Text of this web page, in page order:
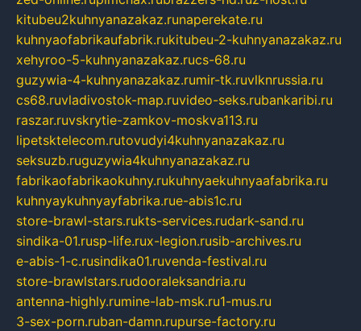
kitubeu2kuhnyanazakaz.runaperekate.ru
kuhnyaofabrikaufabrik.rukitubeu-2-kuhnyanazakaz.ru
xehyroo-5-kuhnyanazakaz.rucs-68.ru
guzywia-4-kuhnyanazakaz.rumir-tk.ruvlknrussia.ru
cs68.ruvladivostok-map.ruvideo-seks.rubankaribi.ru
raszar.ruvskrytie-zamkov-moskva113.ru
lipetsktelecom.rutovudyi4kuhnyanazakaz.ru
seksuzb.ruguzywia4kuhnyanazakaz.ru
fabrikaofabrikaokuhny.rukuhnyaekuhnyaafabrika.ru
kuhnyaykuhnyayfabrika.rue-abis1c.ru
store-brawl-stars.rukts-services.rudark-sand.ru
sindika-01.rusp-life.rux-legion.rusib-archives.ru
e-abis-1-c.rusindika01.ruvenda-festival.ru
store-brawlstars.rudooraleksandria.ru
antenna-highly.rumine-lab-msk.ru1-mus.ru
3-sex-porn.ruban-damn.rupurse-factory.ru